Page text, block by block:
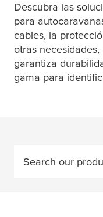
Descubra las
para
cables, la
otras
garantiza
gama para
Search our